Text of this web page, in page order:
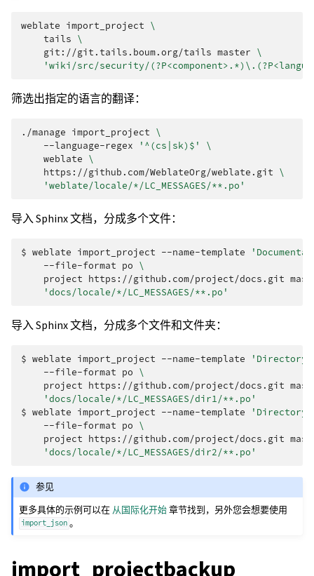
weblate import_project \
tails \
git://git.tails.boum.org/tails master \
'wiki/src/security/
筛选出指定的语言的翻译：
./manage import_project \
--language-regex
'^(cs|sk)$'
\
weblate \
https://github.com/WeblateOrg/weblate.git \
'weblate/locale/*/LC_MESSAGES/**.po'
导入 Sphinx 文档，分成多个文件：
$ weblate import_project --name-template
--file-format po \
project https://github.com/project/docs.git
'docs/locale/*/LC_MESSAGES/**.po'
导入 Sphinx 文档，分成多个文件和文件夹：
$ weblate import_project --name-template
'Directory
--file-format po \
project https://github.com/project/docs.git
'docs/locale/*/LC_MESSAGES/dir1/**.po'
$ weblate import_project --name-template
'Directory
--file-format po \
project https://github.com/project/docs.git
'docs/locale/*/LC_MESSAGES/dir2/**.po'
参见
更多具体的示例可以在 从国际化开始章节找到，另外您会想要使用
import_json 。
import_projectbackup